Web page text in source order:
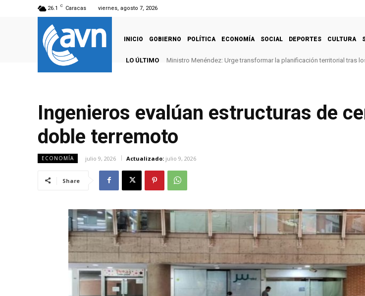
26.1 C Caracas viernes, agosto 7, 2026
INICIO GOBIERNO POLÍTICA ECONOMÍA SOCIAL DEPORTES CULTURA
LO ÚLTIMO Ministro Menéndez: Urge transformar la planificación territorial tras
Ingenieros evalúan estructuras de
doble terremoto
ECONOMÍA julio 9, 2026 Actualizado: julio 9, 2026
Share